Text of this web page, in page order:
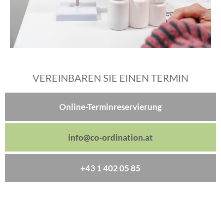
VEREINBAREN SIE EINEN TERMIN
Online-Terminreservierung
info@co-ordination.at
+43 1 402 05 85